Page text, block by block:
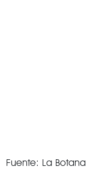
Fuente: La Botana